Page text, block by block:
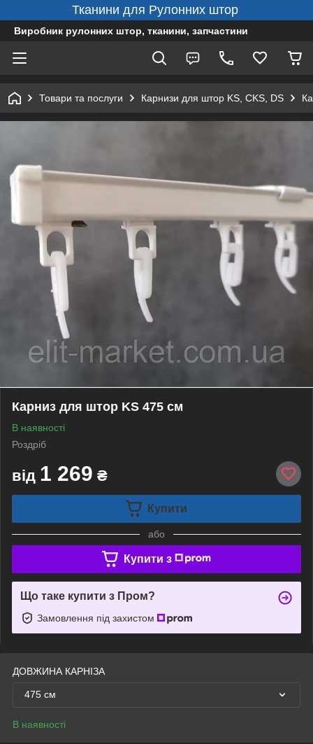
Тканини для Рулонних штор
Виробник рулонних штор, тканини, запчастини
Товари та послуги Карнизи для штор KS, CKS, DS
Карниз для штор KS 475 см
В наявності
Роздріб
від 1 269 ₴
Купити
або
Купити з
Що таке купити з Пром?
Замовлення під захистом
ДОВЖИНА КАРНІЗА
475 см
В наявності